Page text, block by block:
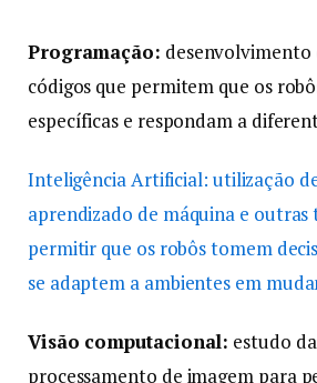
Programação: desenvolvimento
códigos que permitem que os
específicas e respondam a
Inteligência Artificial: utilização
aprendizado de máquina e outras
permitir que os robôs tomem
se adaptem a ambientes em
Visão computacional: estudo
processamento de imagem para